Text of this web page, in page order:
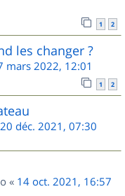
1 2
les changer ?
mars 2022, 12:01
1 2
20 déc. 2021, 07:30
« 14 oct. 2021, 16:57